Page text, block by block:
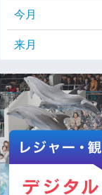
今月
来月